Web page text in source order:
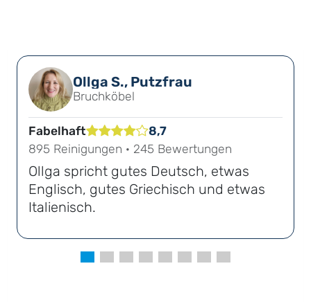
Ollga S., Putzfrau
Bruchköbel
Fabelhaft
8,7
895 Reinigungen · 245 Bewertungen
Ollga spricht gutes Deutsch, etwas
Englisch, gutes Griechisch und etwas
Italienisch.